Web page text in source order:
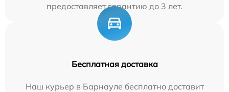
предоставляет гарантию до 3 лет.
Бесплатная доставка
Наш курьер в Барнауле бесплатно доставит